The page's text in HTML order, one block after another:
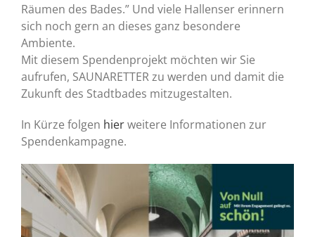
Räumen des Bades.” Und viele Hallenser erinnern
sich noch gern an dieses ganz besondere
Ambiente.
Mit diesem Spendenprojekt möchten wir Sie
aufrufen, SAUNARETTER zu werden und damit die
Zukunft des Stadtbades mitzugestalten.
In Kürze folgen hierweitere Informationen zur
Spendenkampagne.